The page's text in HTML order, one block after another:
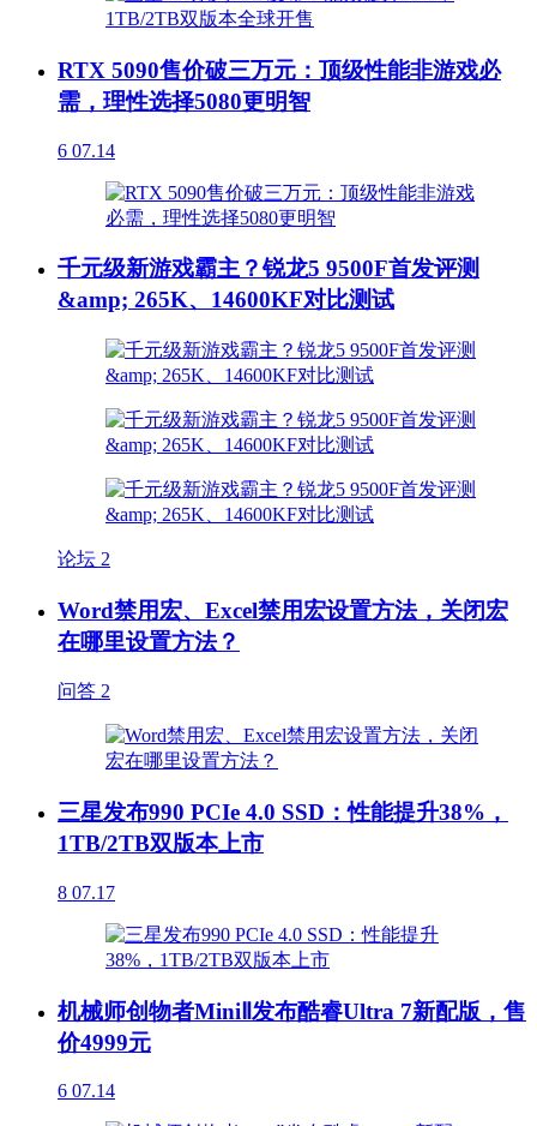
RTX 5090售价破三万元：顶级性能非游戏必
需，理性选择5080更明智
6 07.14
千元级新游戏霸主？锐龙5 9500F首发评测
&amp; 265K、14600KF对比测试
论坛 2
Word禁用宏、Excel禁用宏设置方法，关闭宏
在哪里设置方法？
问答 2
三星发布990 PCIe 4.0 SSD：性能提升38%，
1TB/2TB双版本上市
8 07.17
机械师创物者MiniⅡ发布酷睿Ultra 7新配版，售
价4999元
6 07.14